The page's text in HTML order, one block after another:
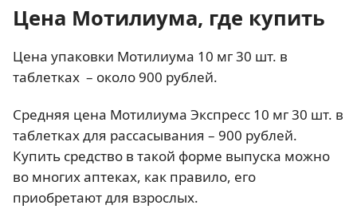
Цена Мотилиума, где купить
Цена упаковки Мотилиума 10 мг 30 шт. в
таблетках – около 900 рублей.
Средняя цена Мотилиума Экспресс 10 мг 30 шт. в
таблетках для рассасывания – 900 рублей.
Купить средство в такой форме выпуска можно
во многих аптеках, как правило, его
приобретают для взрослых.